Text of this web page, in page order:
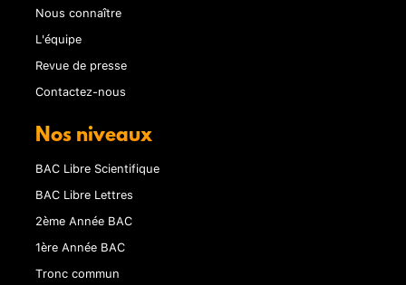
Nous connaître
L'équipe
Revue de presse
Contactez-nous
Nos niveaux
BAC Libre Scientifique
BAC Libre Lettres
2ème Année BAC
1ère Année BAC
Tronc commun